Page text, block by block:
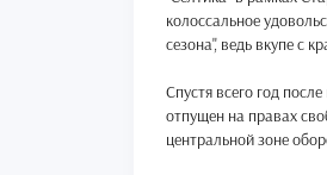
колоссальное
сезона", ведь вкупе с
Спустя всего год
отпущен на правах
центральной зоне